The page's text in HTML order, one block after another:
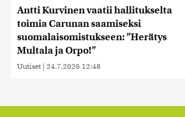
Antti Kurvinen vaatii hallitukselta
toimia Carunan saamiseksi
suomalaisomistukseen: ”Herätys
Multala ja Orpo!”
Uutiset | 24.7.2026 12:48